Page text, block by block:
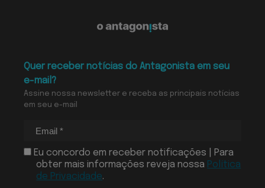
Quer receber notícias do Antagonista em seu
e-mail?
Assine nossa newsletter e receba as principais notícias
em seu e-mail
Eu concordo em receber notificações | Para
obter mais informações reveja nossa Política
de Privacidade.